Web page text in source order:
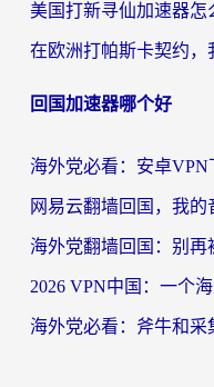
回国加速器哪个好